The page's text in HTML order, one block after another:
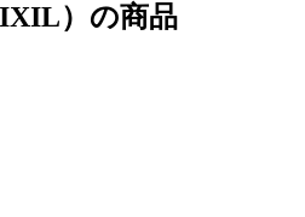
）の商品